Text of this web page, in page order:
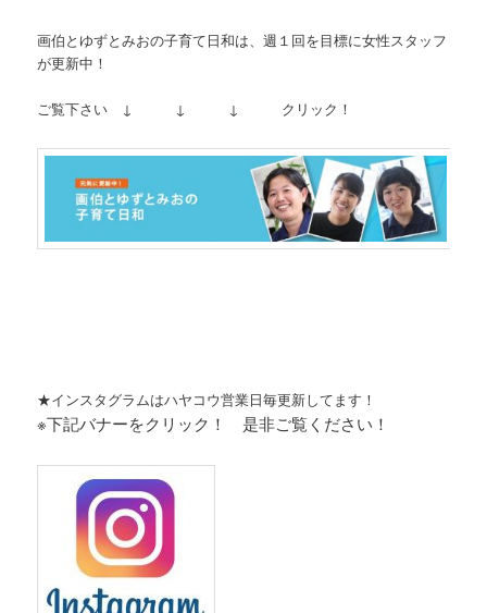
画伯とゆずとみおの子育て日和は、週１回を目標に女性スタッフ
が更新中！
ご覧下さい ↓ ↓ ↓ クリック！
★インスタグラムはハヤコウ営業日毎更新してます！
※下記バナーをクリック！ 是非ご覧ください！